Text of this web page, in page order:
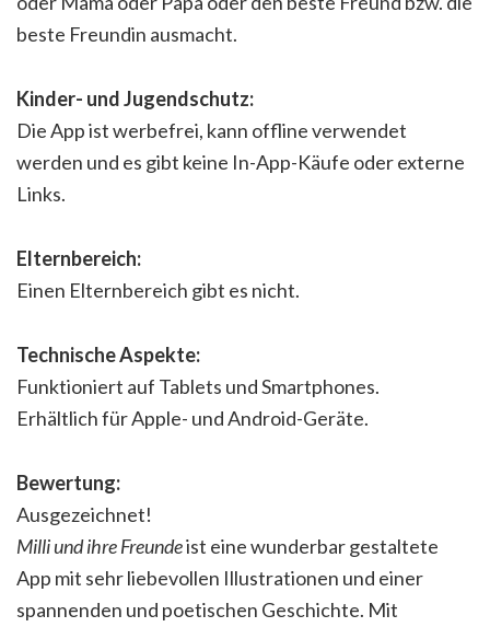
beste Freundin ausmacht.
Kinder- und Jugendschutz:
Die App ist werbefrei, kann offline verwendet
werden und es gibt keine In-App-Käufe oder externe
Links.
Elternbereich:
Einen Elternbereich gibt es nicht.
Technische Aspekte:
Funktioniert auf Tablets und Smartphones.
Erhältlich für Apple- und Android-Geräte.
Bewertung:
Ausgezeichnet!
Milli und ihre Freundeist eine wunderbar gestaltete
App mit sehr liebevollen Illustrationen und einer
spannenden und poetischen Geschichte. Mit